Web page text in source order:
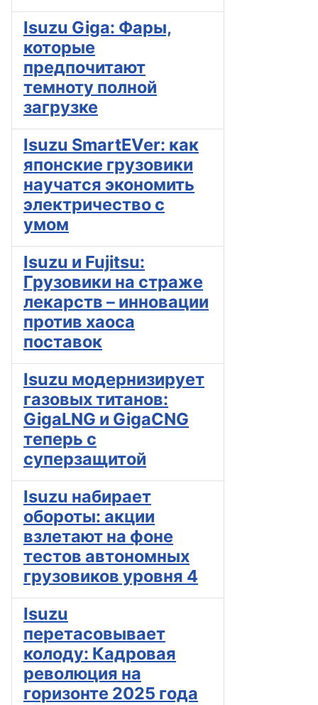
Isuzu Giga: Фары,
которые
предпочитают
темноту полной
загрузке
Isuzu SmartEVer: как
японские грузовики
научатся экономить
электричество с
умом
Isuzu и Fujitsu:
Грузовики на страже
лекарств – инновации
против хаоса
поставок
Isuzu модернизирует
газовых титанов:
GigaLNG и GigaCNG
теперь с
суперзащитой
Isuzu набирает
обороты: акции
взлетают на фоне
тестов автономных
грузовиков уровня 4
Isuzu
перетасовывает
колоду: Кадровая
революция на
горизонте 2025 года